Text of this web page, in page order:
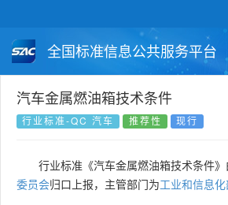
全国标准信息公共服务平台
国家标准 行业标准
国外标准 技术委员会
汽车金属燃油箱技术条件
行业标准-QC 汽车 推荐性 现行
行业标准《汽车金属燃油箱技术条件》
委员会归口上报，主管部门为工业和信息化